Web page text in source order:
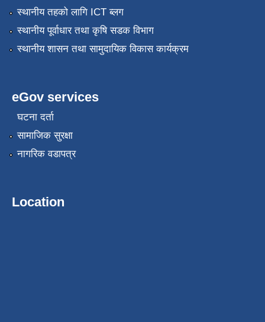
स्थानीय तहको लागि ICT ब्लग
स्थानीय पूर्वाधार तथा कृषि सडक विभाग
स्थानीय शासन तथा सामुदायिक विकास कार्यक्रम
eGov services
घटना दर्ता
सामाजिक सुरक्षा
नागरिक वडापत्र
Location